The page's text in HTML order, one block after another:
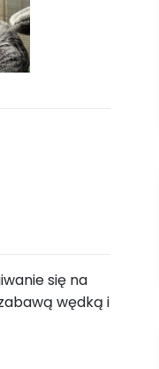
się na
wędką i